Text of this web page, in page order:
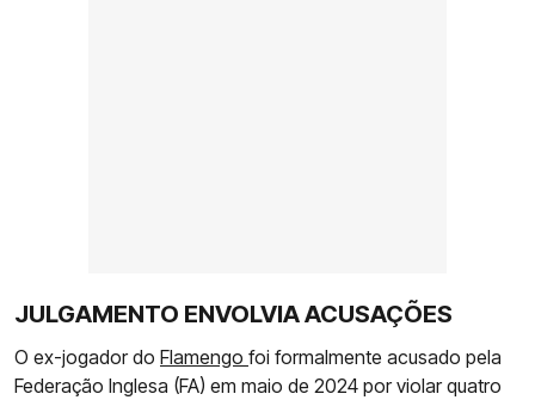
JULGAMENTO ENVOLVIA ACUSAÇÕES
O ex-jogador do Flamengo foi formalmente acusado pela
Federação Inglesa (FA) em maio de 2024 por violar quatro